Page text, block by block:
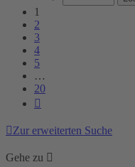
1
2
3
4
5
…
20
Zur erweiterten Suche
Gehe zu